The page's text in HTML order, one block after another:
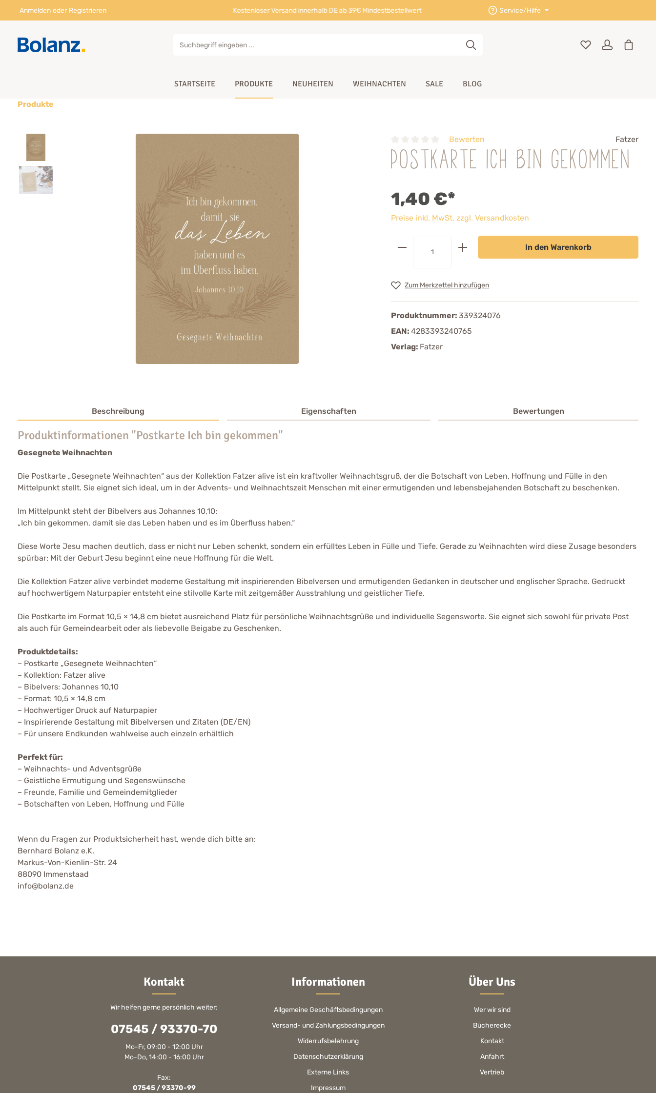
Anmelden oder Registrieren Kostenloser Versand innerhalb DE ab 39€ Mindestbestellwert Service/Hilfe
STARTSEITE PRODUKTE NEUHEITEN WEIHNACHTEN SALE BLOG
Produkte
Bewerten Fatzer
Postkarte Ich bin gekommen
1,40 €*
Preise inkl. MwSt. zzgl. Versandkosten
In den Warenkorb
Zum Merkzettel hinzufügen
Produktnummer:339324076
EAN:4283393240765
Verlag: Fatzer
Beschreibung Eigenschaften Bewertungen
Produktinformationen "Postkarte Ich bin gekommen"
Gesegnete Weihnachten
Die Postkarte „Gesegnete Weihnachten“ aus der Kollektion Fatzer alive ist ein kraftvoller Weihnachtsgruß, der die Botschaft von Leben, Hoffnung und Fülle in den
Mittelpunkt stellt. Sie eignet sich ideal, um in der Advents- und Weihnachtszeit Menschen mit einer ermutigenden und lebensbejahenden Botschaft zu beschenken.
Im Mittelpunkt steht der Bibelvers aus Johannes 10,10:
„Ich bin gekommen, damit sie das Leben haben und es im Überfluss haben.“
Diese Worte Jesu machen deutlich, dass er nicht nur Leben schenkt, sondern ein erfülltes Leben in Fülle und Tiefe. Gerade zu Weihnachten wird diese Zusage besonders
spürbar: Mit der Geburt Jesu beginnt eine neue Hoffnung für die Welt.
Die Kollektion Fatzer alive verbindet moderne Gestaltung mit inspirierenden Bibelversen und ermutigenden Gedanken in deutscher und englischer Sprache. Gedruckt
auf hochwertigem Naturpapier entsteht eine stilvolle Karte mit zeitgemäßer Ausstrahlung und geistlicher Tiefe.
Die Postkarte im Format 10,5 × 14,8 cm bietet ausreichend Platz für persönliche Weihnachtsgrüße und individuelle Segensworte. Sie eignet sich sowohl für private Post
als auch für Gemeindearbeit oder als liebevolle Beigabe zu Geschenken.
Produktdetails:
– Postkarte „Gesegnete Weihnachten“
– Kollektion: Fatzer alive
– Bibelvers: Johannes 10,10
– Format: 10,5 × 14,8 cm
– Hochwertiger Druck auf Naturpapier
– Inspirierende Gestaltung mit Bibelversen und Zitaten (DE/EN)
– Für unsere Endkunden wahlweise auch einzeln erhältlich
Perfekt für:
– Weihnachts- und Adventsgrüße
– Geistliche Ermutigung und Segenswünsche
– Freunde, Familie und Gemeindemitglieder
– Botschaften von Leben, Hoffnung und Fülle
Wenn du Fragen zur Produktsicherheit hast, wende dich bitte an:
Bernhard Bolanz e.K.
Markus-Von-Kienlin-Str. 24
88090 Immenstaad
info@bolanz.de
Kontakt
Wir helfen gerne persönlich weiter:
07545 / 93370-70
Mo-Fr, 09:00 - 12:00 Uhr
Mo-Do, 14:00 - 16:00 Uhr
Fax:
07545 / 93370-99
Informationen
Allgemeine Geschäftsbedingungen
Versand- und Zahlungsbedingungen
Widerrufsbelehrung
Datenschutzerklärung
Externe Links
Impressum
Über Uns
Wer wir sind
Bücherecke
Kontakt
Anfahrt
Vertrieb